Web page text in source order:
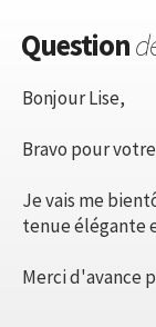
Question
Bonjour Lise,
Bravo pour
Je vais me
tenue élégante
Merci d'avance